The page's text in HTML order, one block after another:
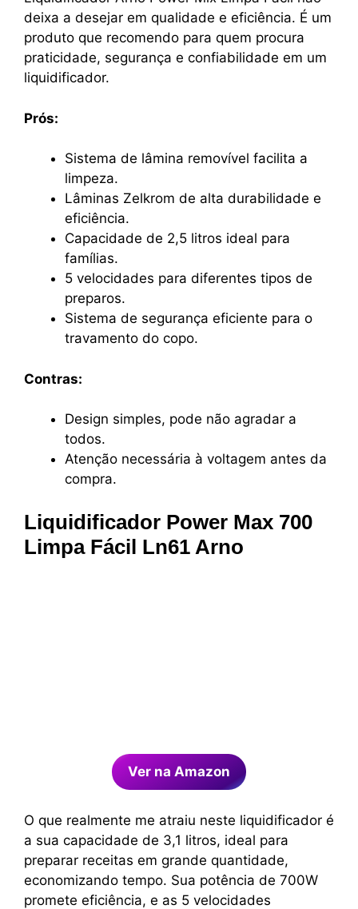
deixa a desejar em qualidade e eficiência. É um
produto que recomendo para quem procura
praticidade, segurança e confiabilidade em um
liquidificador.
Prós:
Sistema de lâmina removível facilita a
limpeza.
Lâminas Zelkrom de alta durabilidade e
eficiência.
Capacidade de 2,5 litros ideal para
famílias.
5 velocidades para diferentes tipos de
preparos.
Sistema de segurança eficiente para o
travamento do copo.
Contras:
Design simples, pode não agradar a
todos.
Atenção necessária à voltagem antes da
compra.
Liquidificador Power Max 700
Limpa Fácil Ln61 Arno
Ver na Amazon
O que realmente me atraiu neste liquidificador é
a sua capacidade de 3,1 litros, ideal para
preparar receitas em grande quantidade,
economizando tempo. Sua potência de 700W
promete eficiência, e as 5 velocidades